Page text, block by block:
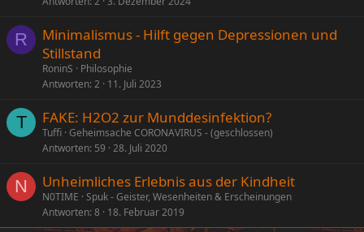
R
Minimalismus - Hilft gegen Depressionen und
Stillstand
RoninS
Philosophie
Antworten 2 11. Juli 2023
T FAKE: H2O2 zur Munddesinfektion?
Tuffi Geheimsache CORONAVIRUS - (geschlossen)
Antworten 59 28. Juli 2020
N Unheimliches Erlebnis aus der Kindheit
N0TIME Spuk - Geister, Wesenheiten & Erscheinungen
Antworten 8 18. Februar 2019